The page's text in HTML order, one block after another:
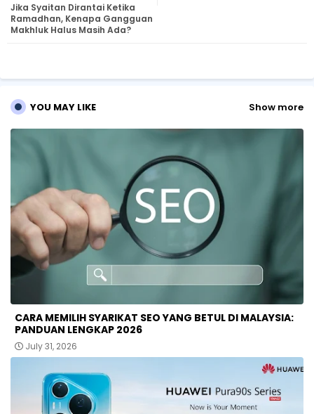
Jika Syaitan Dirantai Ketika
Ramadhan, Kenapa Gangguan
Makhluk Halus Masih Ada?
YOU MAY LIKE Show more
CARA MEMILIH SYARIKAT SEO YANG BETUL DI MALAYSIA:
PANDUAN LENGKAP 2026
July 31, 2026